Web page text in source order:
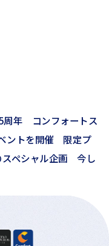
周年 コンフォートス
ントを開催 限定プ
スペシャル企画 今し